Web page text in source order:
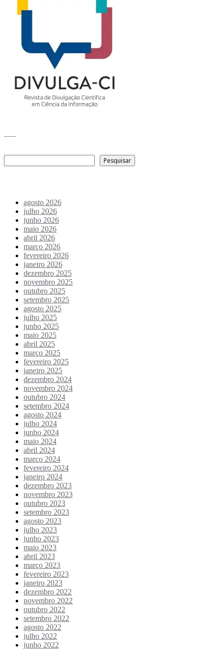
Pesquisar
agosto 2026
julho 2026
junho 2026
maio 2026
abril 2026
março 2026
fevereiro 2026
janeiro 2026
dezembro 2025
novembro 2025
outubro 2025
setembro 2025
agosto 2025
julho 2025
junho 2025
maio 2025
abril 2025
março 2025
fevereiro 2025
janeiro 2025
dezembro 2024
novembro 2024
outubro 2024
setembro 2024
agosto 2024
julho 2024
junho 2024
maio 2024
abril 2024
março 2024
fevereiro 2024
janeiro 2024
dezembro 2023
novembro 2023
outubro 2023
setembro 2023
agosto 2023
julho 2023
junho 2023
maio 2023
abril 2023
março 2023
fevereiro 2023
janeiro 2023
dezembro 2022
novembro 2022
outubro 2022
setembro 2022
agosto 2022
julho 2022
junho 2022